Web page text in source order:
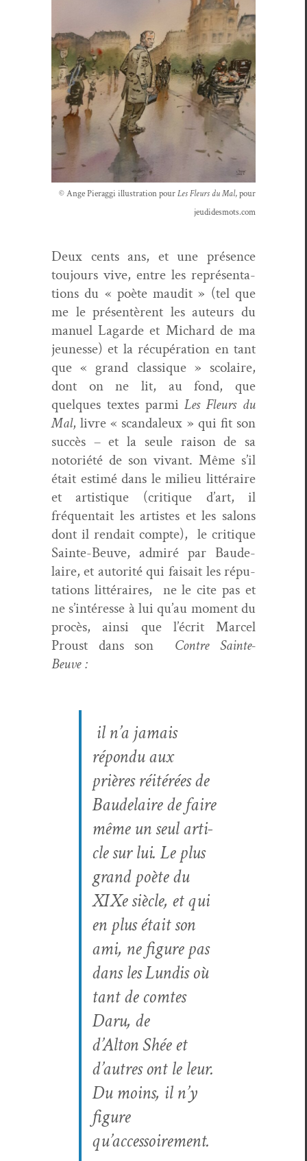
© Ange Pier­ag­gi illus­tra­tion pourLes Fleurs du Mal, pour
jeudidesmots.com
Deux cents ans, et une présence
tou­jours vive, entre les représen­ta­
tions du « poète mau­dit » (tel que
me le présen­tèrent les auteurs du
manuel Lagarde et Michard de ma
jeunesse) et la récupéra­tion en tant
que « grand clas­sique » sco­laire,
dont on ne lit, au fond, que
quelques textes par­miLes Fleurs du
Mal, livre « scan­daleux » qui fit son
suc­cès – et la seule rai­son de sa
notoriété de son vivant. Même s’il
était estimé dans le milieu lit­téraire
et artis­tique (cri­tique d’art, il
fréquen­tait les artistes et les salons
dont il rendait compte), le cri­tique
Sainte-Beuve, admiré par Baude­
laire, et autorité qui fai­sait les répu­
ta­tions lit­téraires, ne le cite pas et
ne s’in­téresse à lui qu’au moment du
procès, ain­si que l’écrit Mar­cel
Proust dans son Con­tre Sainte-
Beuve :
il n’a jamais
répon­du aux
prières réitérées de
Baude­laire de faire
même un seul arti­
cle sur lui. Le plus
grand poète du
XIXe siè­cle, et qui
en plus était son
ami, ne fig­ure pas
dans les Lundis où
tant de comtes
Daru, de
d’Alton Shée et
d’autres ont le leur.
Du moins, il n’y
fig­ure
qu’accessoirement.